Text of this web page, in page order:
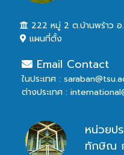
222 หมู่ 2 ต.บ้านพร้าว
แผนที่ตั้ง
Email Contact
ในประเทศ :
ต่างประเทศ :
หน่วยป
ทักษิณ